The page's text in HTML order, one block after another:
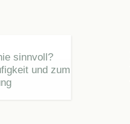
sinnvoll?
und zum